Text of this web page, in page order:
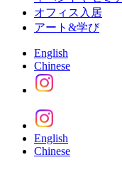
オフィス入居
アート&学び
English
Chinese
English
Chinese